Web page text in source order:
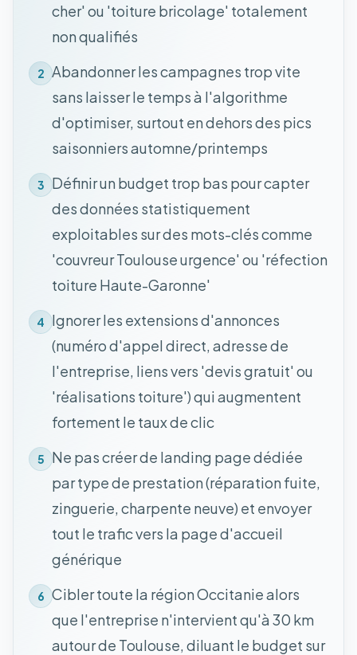
cher' ou 'toiture bricolage' totalement
non qualifiés
2 Abandonner les campagnes trop vite
sans laisser le temps à l'algorithme
d'optimiser, surtout en dehors des pics
saisonniers automne/printemps
3 Définir un budget trop bas pour capter
des données statistiquement
exploitables sur des mots-clés comme
'couvreur Toulouse urgence' ou 'réfection
toiture Haute-Garonne'
4 Ignorer les extensions d'annonces
(numéro d'appel direct, adresse de
l'entreprise, liens vers 'devis gratuit' ou
'réalisations toiture') qui augmentent
fortement le taux de clic
5 Ne pas créer de landing page dédiée
par type de prestation (réparation fuite,
zinguerie, charpente neuve) et envoyer
tout le trafic vers la page d'accueil
générique
6 Cibler toute la région Occitanie alors
que l'entreprise n'intervient qu'à 30 km
autour de Toulouse, diluant le budget sur